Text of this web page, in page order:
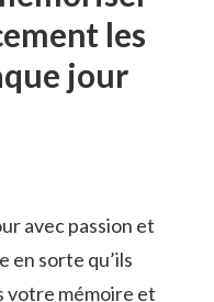
les
jour
avec passion et
en sorte qu’ils
votre⁢ mémoire et